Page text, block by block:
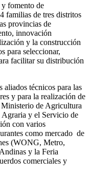
fomento de
familias de tres distritos
provincias de
innovación
y la construcción
para seleccionar,
facilitar su distribución
aliados técnicos para las
y para la realización de
de Agricultura
y el Servicio de
con varios
como mercado de
(WONG, Metro,
y la Feria
comerciales y